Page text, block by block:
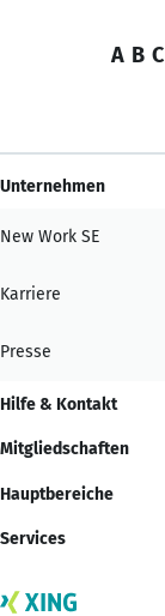
A B C
Unternehmen
New Work SE
Karriere
Presse
Hilfe & Kontakt
Mitgliedschaften
Hauptbereiche
Services